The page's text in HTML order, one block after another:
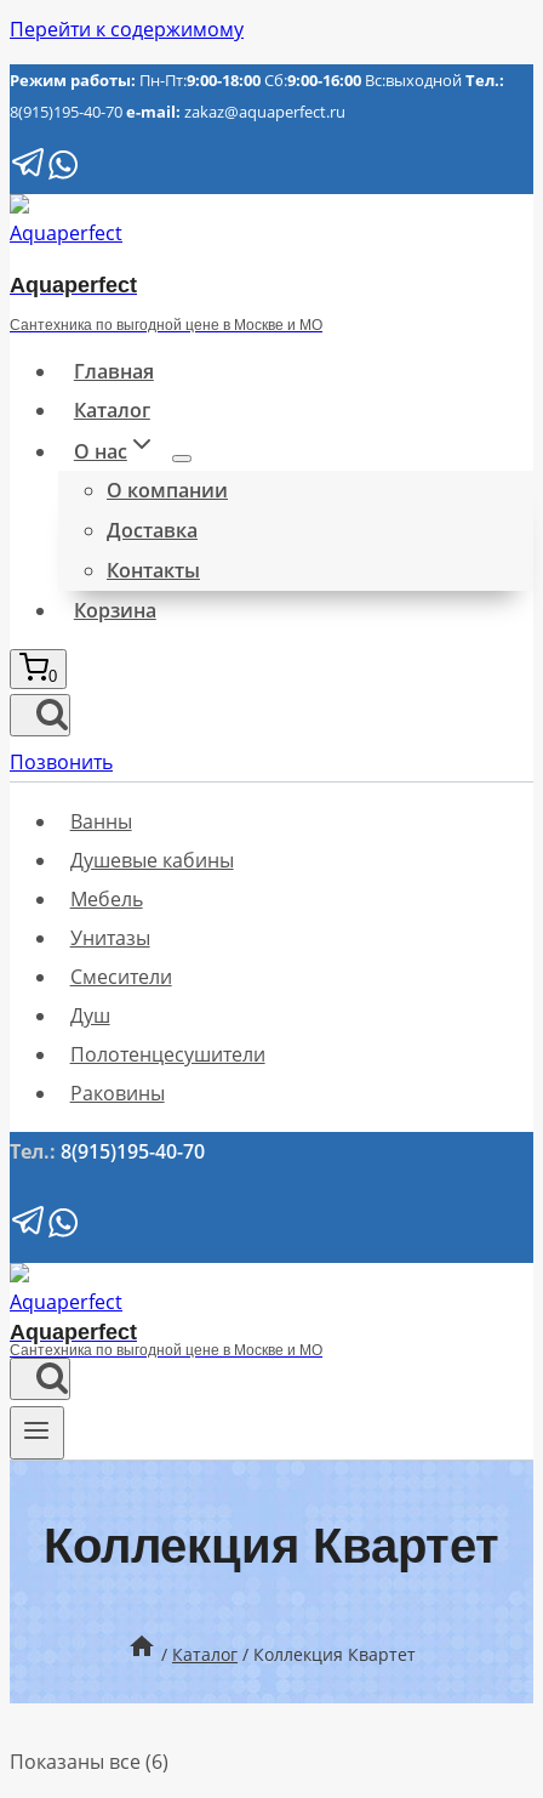
Перейти к содержимому
Режим работы: Пн-Пт:9:00-18:00Сб:9:00-16:00 Вс:выходнойТел.:
8(915)195-40-70e-mail: zakaz@aquaperfect.ru
Aquaperfect
Сантехника по выгодной цене в Москве и МО
Главная
Каталог
О нас
О компании
Доставка
Контакты
Корзина
0
Позвонить
Ванны
Душевые кабины
Мебель
Унитазы
Смесители
Душ
Полотенцесушители
Раковины
Тел.: 8(915)195-40-70
Aquaperfect
Сантехника по выгодной цене в Москве и МО
Коллекция Квартет
/ Каталог / Коллекция Квартет
Показаны все (6)